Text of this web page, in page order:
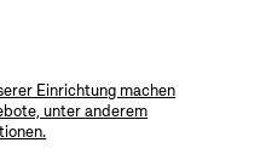
Einrichtung machen
unter anderem